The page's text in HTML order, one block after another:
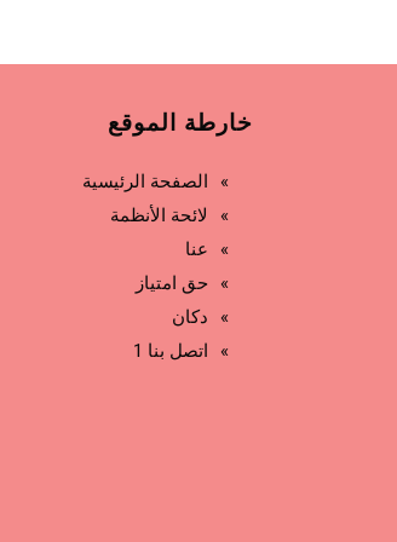
خارطة الموقع
الصفحة الرئيسية
لائحة الأنظمة
عنا
حق امتياز
دكان
اتصل بنا 1